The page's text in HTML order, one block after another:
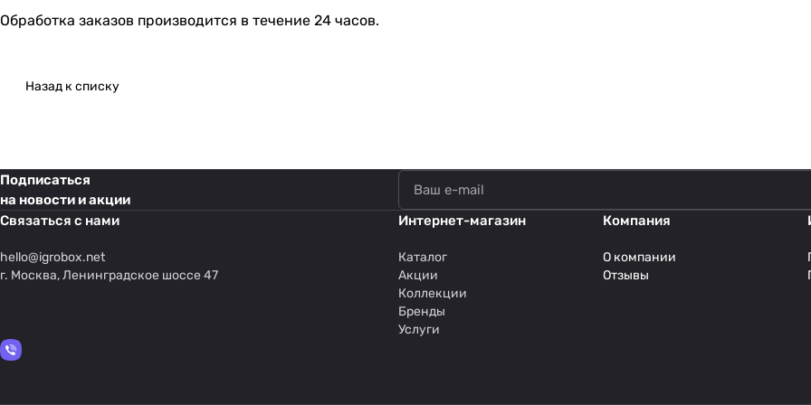
Обработка заказов производится в течение 24 часов.
Назад к списку
Подписаться
на новости и акции
Связаться с нами
hello@igrobox.net
г. Москва, Ленинградское шоссе 47
Интернет-магазин
Каталог
Акции
Коллекции
Бренды
Услуги
Компания
О компании
Отзывы